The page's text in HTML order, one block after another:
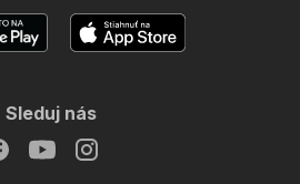
Sleduj nás